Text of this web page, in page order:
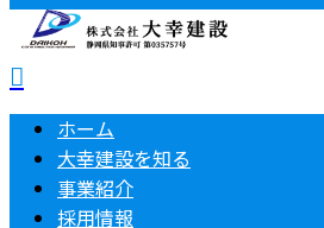
ホーム
大幸建設を知る
事業紹介
採用情報